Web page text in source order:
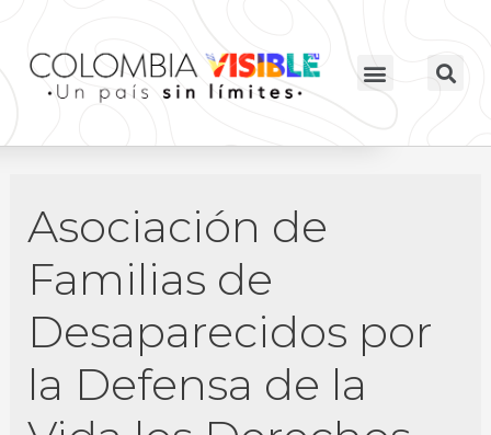
Asociación de
Familias de
Desaparecidos por
la Defensa de la